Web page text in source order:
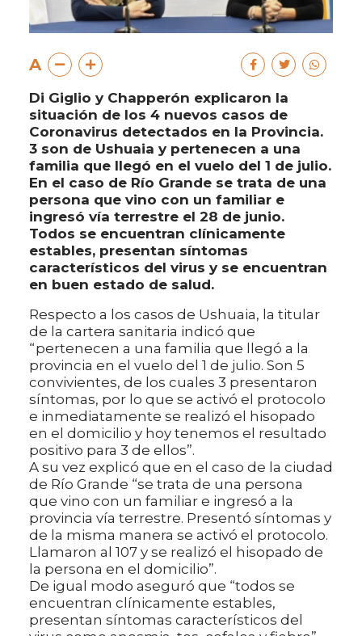
A
Di Giglio y Chapperón explicaron la
situación de los 4 nuevos casos de
Coronavirus detectados en la Provincia.
3 son de Ushuaia y pertenecen a una
familia que llegó en el vuelo del 1 de julio.
En el caso de Río Grande se trata de una
persona que vino con un familiar e
ingresó vía terrestre el 28 de junio.
Todos se encuentran clínicamente
estables, presentan síntomas
característicos del virus y se encuentran
en buen estado de salud.
Respecto a los casos de Ushuaia, la titular
de la cartera sanitaria indicó que
“pertenecen a una familia que llegó a la
provincia en el vuelo del 1 de julio. Son 5
convivientes, de los cuales 3 presentaron
síntomas, por lo que se activó el protocolo
e inmediatamente se realizó el hisopado
en el domicilio y hoy tenemos el resultado
positivo para 3 de ellos”.
A su vez explicó que en el caso de la ciudad
de Río Grande “se trata de una persona
que vino con un familiar e ingresó a la
provincia vía terrestre. Presentó síntomas y
de la misma manera se activó el protocolo.
Llamaron al 107 y se realizó el hisopado de
la persona en el domicilio”.
De igual modo aseguró que “todos se
encuentran clínicamente estables,
presentan síntomas característicos del